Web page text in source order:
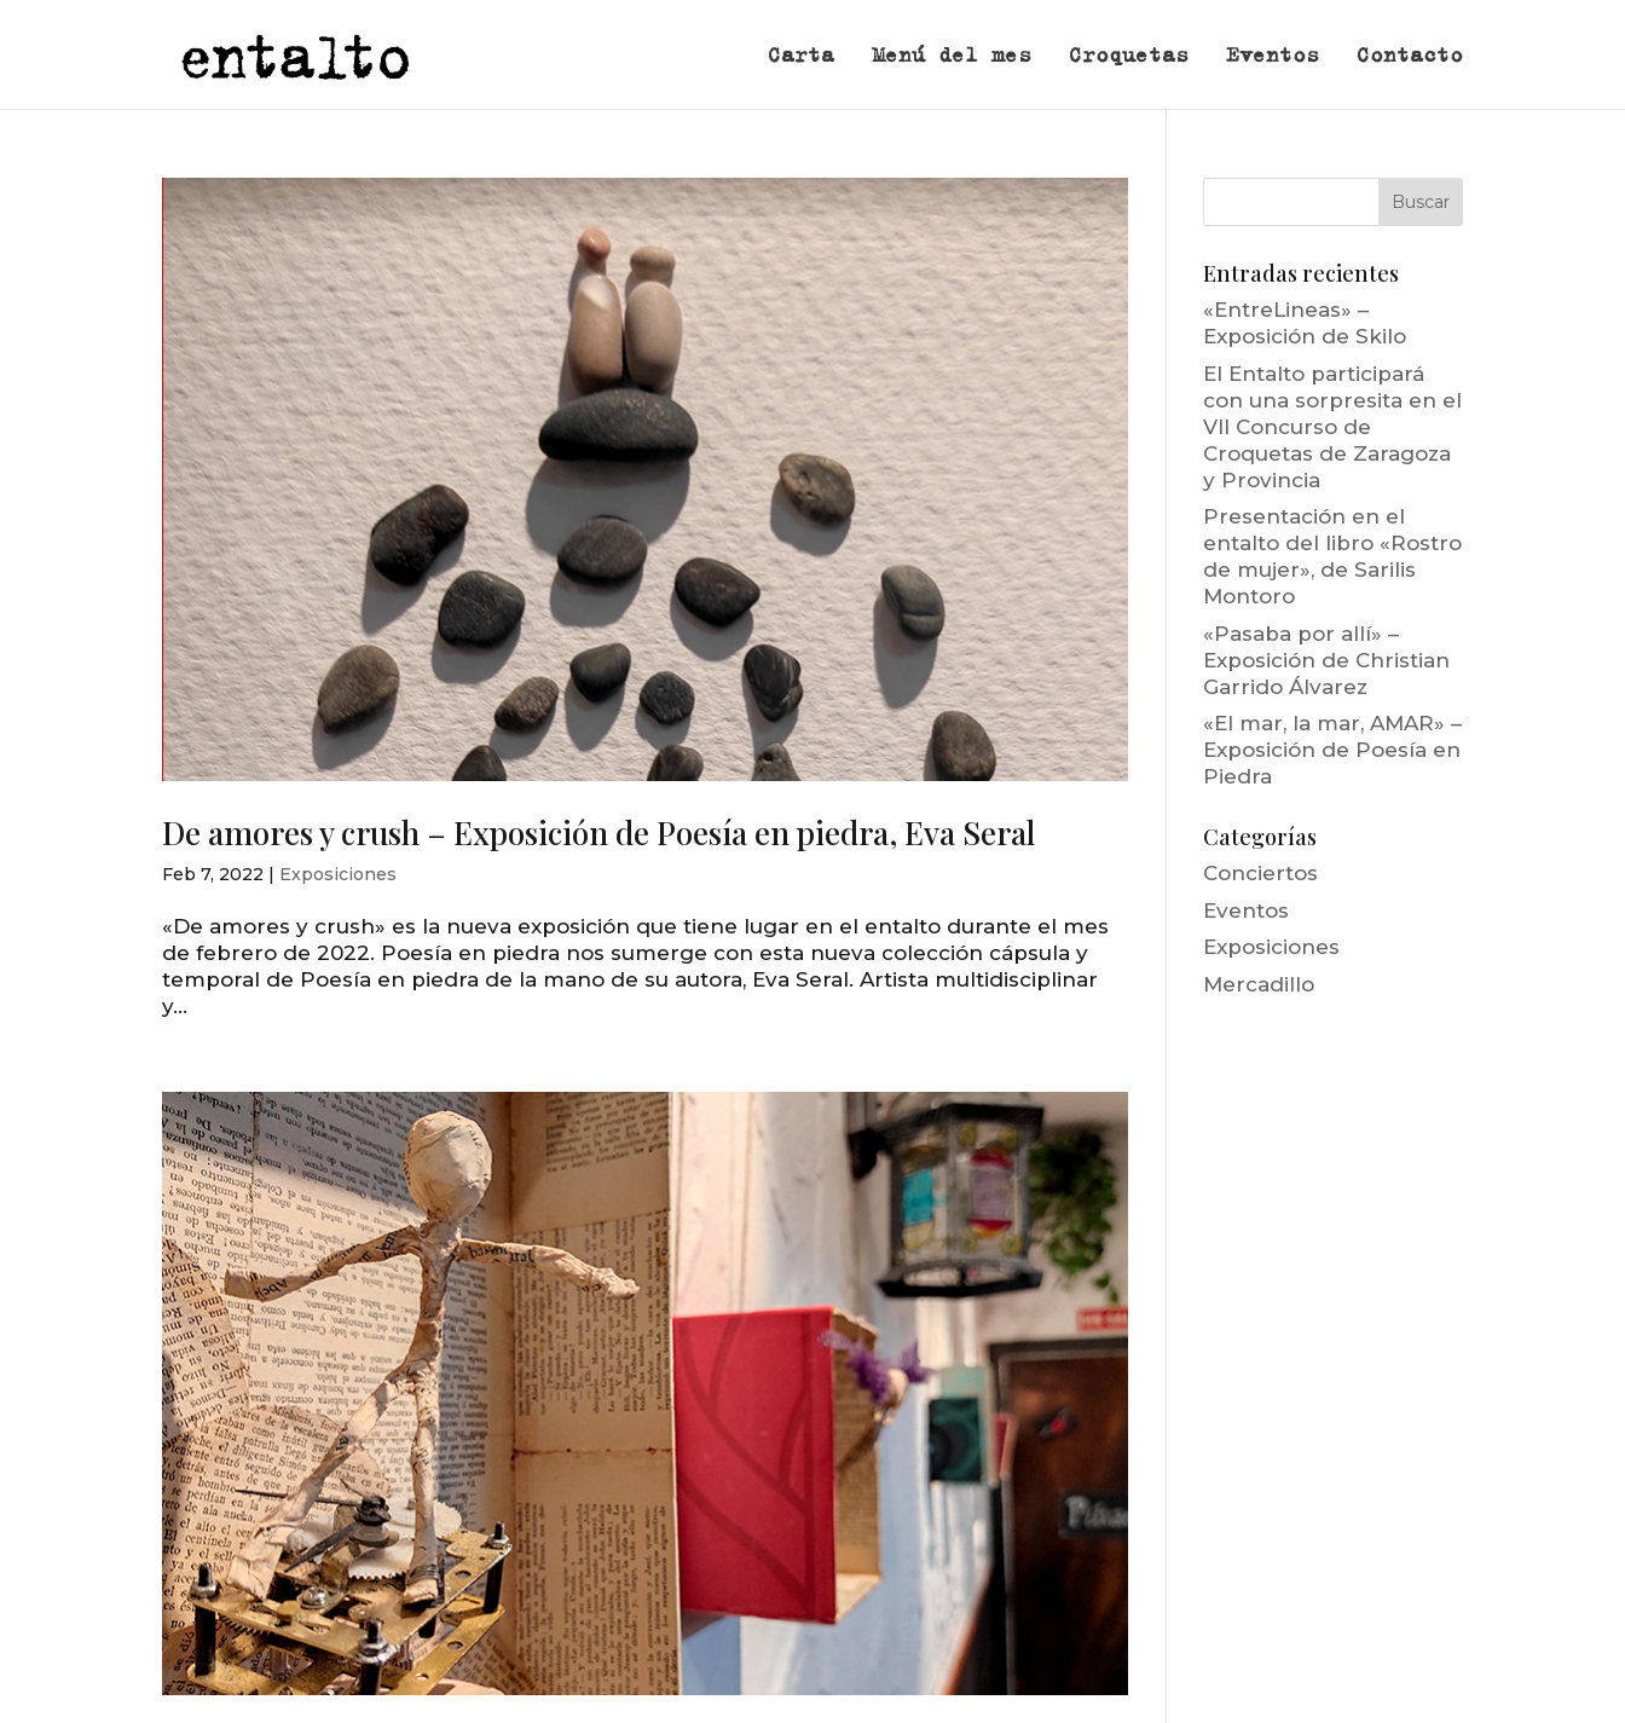
Carta Menú del mes Croquetas Eventos Contacto
De amores y crush – Exposición de Poesía en piedra, Eva Seral
Feb 7, 2022 | Exposiciones
«De amores y crush» es la nueva exposición que tiene lugar en el entalto durante el mes
de febrero de 2022. Poesía en piedra nos sumerge con esta nueva colección cápsula y
temporal de Poesía en piedra de la mano de su autora, Eva Seral. Artista multidisciplinar
y...
Entradas recientes
«EntreLineas» –
Exposición de Skilo
El Entalto participará
con una sorpresita en el
VII Concurso de
Croquetas de Zaragoza
y Provincia
Presentación en el
entalto del libro «Rostro
de mujer», de Sarilis
Montoro
«Pasaba por allí» –
Exposición de Christian
Garrido Álvarez
«El mar, la mar, AMAR» –
Exposición de Poesía en
Piedra
Categorías
Conciertos
Eventos
Exposiciones
Mercadillo